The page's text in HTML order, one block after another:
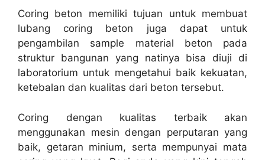
Coring beton memiliki tujuan untuk membuat
lubang coring beton juga dapat untuk
pengambilan sample material beton pada
struktur bangunan yang natinya bisa diuji di
laboratorium untuk mengetahui baik kekuatan,
ketebalan dan kualitas dari beton tersebut.
Coring dengan kualitas terbaik akan
menggunakan mesin dengan perputaran yang
baik, getaran minium, serta mempunyai mata